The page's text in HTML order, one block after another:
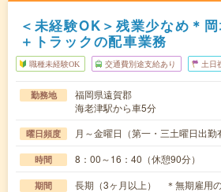
＜未経験OK＞残業少なめ＊
＋トラックの配車業務
職種未経験OK 交通費別途支給あり 土日
勤務地
福岡県遠賀郡
海老津駅から車5分
曜日頻度 月～金曜日（第一・三土曜日出勤
時間 8：00～16：40（休憩90分）
期間 長期（3ヶ月以上） ＊無期雇用